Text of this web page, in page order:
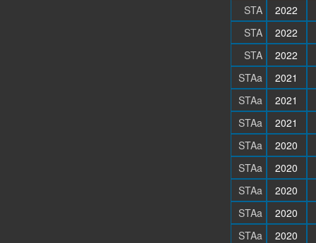
STA
2022
STA
2022
STA
2022
STAa
2021
STAa
2021
STAa
2021
STAa
2020
STAa
2020
STAa
2020
STAa
2020
STAa
2020